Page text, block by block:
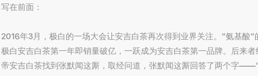
写在前面：
2016年3月，极白的一场大会让安吉白茶再次得到业界关注。“氨基酸
极白安吉白茶第一年即销量破亿，一跃成为安吉白茶第一品牌。后来
帝安吉白茶找到张默闻这厮，取经问道，张默闻这厮回答了两个字——“